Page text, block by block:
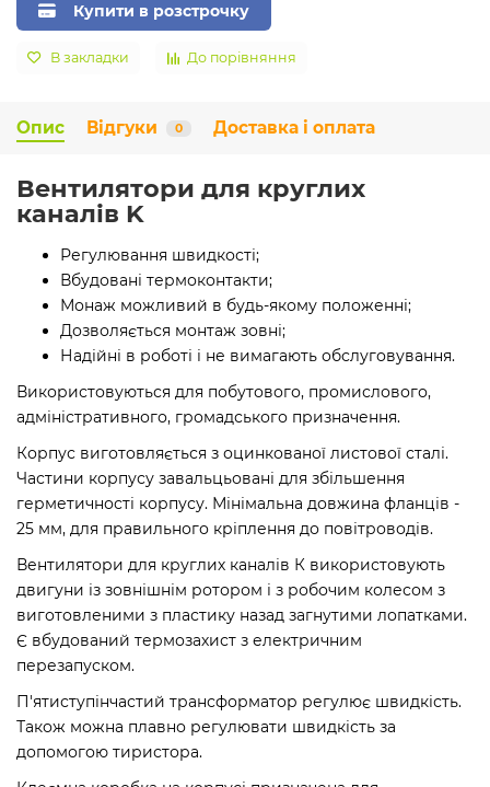
Купити в розстрочку
В закладки До порівняння
Опис Відгуки 0 Доставка і оплата
Вентилятори для круглих
каналів K
Регулювання швидкості;
Вбудовані термоконтакти;
Монаж можливий в будь-якому положенні;
Дозволяється монтаж зовні;
Надійні в роботі і не вимагають обслуговування.
Використовуються для побутового, промислового,
адміністративного, громадського призначення.
Корпус виготовляється з оцинкованої листової сталі.
Частини корпусу завальцьовані для збільшення
герметичності корпусу. Мінімальна довжина фланців -
25 мм, для правильного кріплення до повітроводів.
Вентилятори для круглих каналів К використовують
двигуни із зовнішнім ротором і з робочим колесом з
виготовленими з пластику назад загнутими лопатками.
Є вбудований термозахист з електричним
перезапуском.
П'ятиступінчастий трансформатор регулює швидкість.
Також можна плавно регулювати швидкість за
допомогою тиристора.